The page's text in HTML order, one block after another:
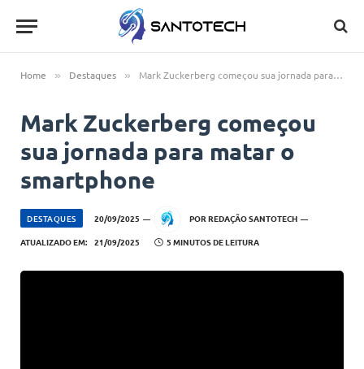
Home » Destaques » Mark Zuckerberg começou sua jornada para matar o smartphone
Mark Zuckerberg começou
sua jornada para matar o
smartphone
DESTAQUES 20/09/2025 POR REDAÇÃO SANTOTECH
ATUALIZADO EM: 21/09/2025 5 MINUTOS DE LEITURA